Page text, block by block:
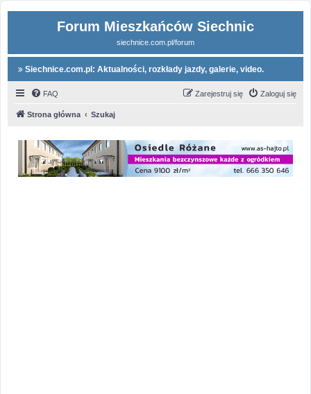
Forum Mieszkańców Siechnic
siechnice.com.pl/forum
Siechnice.com.pl: Aktualności, rozkłady jazdy, galerie, video.
FAQ Zaloguj się
Zarejestruj się
Strona główna Szukaj